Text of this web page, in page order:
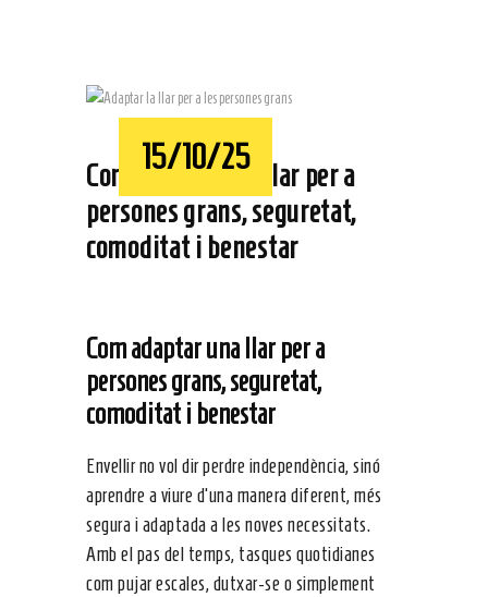
15/10/25
Com adaptar una llar per a
persones grans, seguretat,
comoditat i benestar
Com adaptar una llar per a
persones grans, seguretat,
comoditat i benestar
Envellir no vol dir perdre independència, sinó
aprendre a viure d’una manera diferent, més
segura i adaptada a les noves necessitats.
Amb el pas del temps, tasques quotidianes
com pujar escales, dutxar-se o simplement